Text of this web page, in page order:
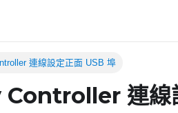
連線設定正面 USB 埠
連線